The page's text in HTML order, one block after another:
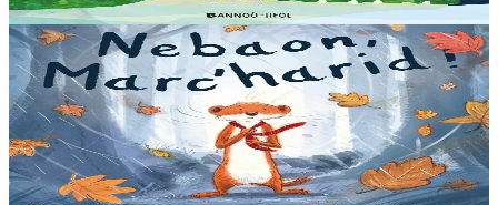
Er stok13,00 €
3 bloaz hag ouzhpenn
Bannoù-heol
Nebaon, Marc'harid !
An avel, ar glav... Ne blij ket tamm enet da Varc'harid Koant...
Spontet-mik e vez bewech zoken. Daoust ha Lagadeg, he mignonez
nevez, a zeuio a-benn da lakaat...